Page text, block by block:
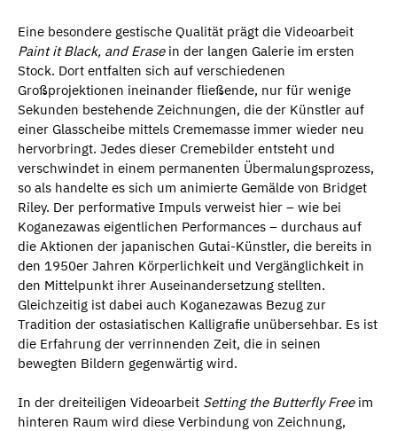
Eine besondere gestische Qualität prägt die Videoarbeit
Paint it Black, and Erasein der langen Galerie im ersten
Stock. Dort entfalten sich auf verschiedenen
Großprojektionen ineinander fließende, nur für wenige
Sekunden bestehende Zeichnungen, die der Künstler auf
einer Glasscheibe mittels Crememasse immer wieder neu
hervorbringt. Jedes dieser Cremebilder entsteht und
verschwindet in einem permanenten Übermalungsprozess,
so als handelte es sich um animierte Gemälde von Bridget
Riley. Der performative Impuls verweist hier – wie bei
Koganezawas eigentlichen Performances – durchaus auf
die Aktionen der japanischen Gutai-Künstler, die bereits in
den 1950er Jahren Körperlichkeit und Vergänglichkeit in
den Mittelpunkt ihrer Auseinandersetzung stellten.
Gleichzeitig ist dabei auch Koganezawas Bezug zur
Tradition der ostasiatischen Kalligrafie unübersehbar. Es ist
die Erfahrung der verrinnenden Zeit, die in seinen
bewegten Bildern gegenwärtig wird.
In der dreiteiligen Videoarbeit Setting the Butterfly Free im
hinteren Raum wird diese Verbindung von Zeichnung,